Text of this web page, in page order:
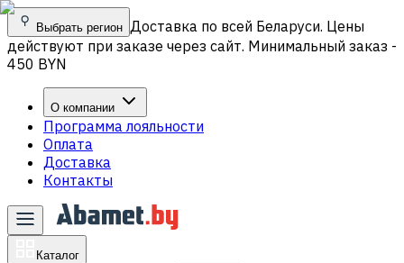
Выбрать регион Доставка по всей Беларуси. Цены
действуют при заказе через сайт. Минимальный заказ -
450 BYN
О компании
Программа лояльности
Оплата
Доставка
Контакты
Каталог